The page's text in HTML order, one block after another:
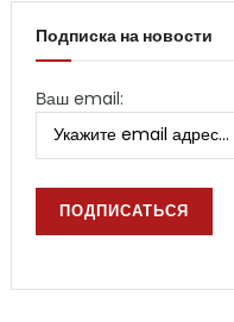
Подписка на новости
Ваш email: